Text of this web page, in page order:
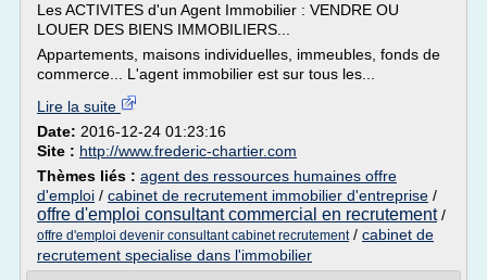
Les ACTIVITES d'un Agent Immobilier : VENDRE OU
LOUER DES BIENS IMMOBILIERS...
Appartements, maisons individuelles, immeubles, fonds de
commerce... L'agent immobilier est sur tous les...
Lire la suite
Date: 2016-12-24 01:23:16
Site : http://www.frederic-chartier.com
Thèmes liés : agent des ressources humaines offre
d'emploi / cabinet de recrutement immobilier d'entreprise /
offre d'emploi consultant commercial en recrutement/
offre d'emploi devenir consultant cabinet recrutement/ cabinet de
recrutement specialise dans l'immobilier